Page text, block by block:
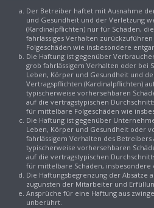
Der Betreiber haftet mit Ausnahme
und Gesundheit und der Verletzung
(Kardinalpflichten) nur für Schäden,
fahrlässiges Verhalten
Folgeschäden wie insbesondere
Die Haftung ist gegenüber
grob fahrlässigem Verhalten oder bei
Leben, Körper und Gesundheit und
Vertragspflichten (Kardinalpflichten)
typischerweise vorhersehbaren
auf die vertragstypischen
für mittelbare Folgeschäden wie
Die Haftung ist gegenüber
Leben, Körper und Gesundheit oder
fahrlässigem Verhalten des Betreibers
typischerweise vorhersehbaren
auf die vertragstypischen
für mittelbare Schäden, insbesondere
Die Haftungsbegrenzung der Absätze
zugunsten der Mitarbeiter und
Ansprüche für eine Haftung aus
unberührt.